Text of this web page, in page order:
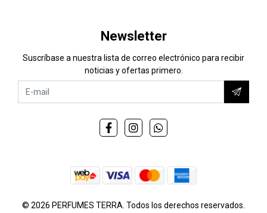
Newsletter
Suscríbase a nuestra lista de correo electrónico para recibir
noticias y ofertas primero.
© 2026 PERFUMES TERRA. Todos los derechos reservados.